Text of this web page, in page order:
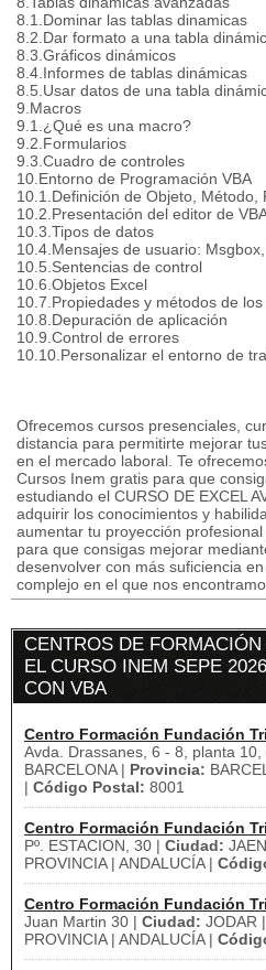
8.1.Dominar las tablas dinamicas
8.2.Dar formato a una tabla
8.3.Gráficos dinámicos
8.4.Informes de tablas dinámicas
8.5.Usar datos de una tabla
9.Macros
9.1.¿Qué es una macro?
9.2.Formularios
9.3.Cuadro de controles
10.Entorno de Programación VBA
10.1.Definición de Objeto, Método,
10.2.Presentación del editor de
10.3.Tipos de datos
10.4.Mensajes de usuario:
10.5.Sentencias de control
10.6.Objetos Excel
10.7.Propiedades y métodos de
10.8.Depuración de aplicación
10.9.Control de errores
10.10.Personalizar el entorno de
Ofrecemos cursos presenciales,
distancia para permitirte mejorar
en el mercado laboral. Te
Cursos Inem gratis para que
estudiando el CURSO DE EXCEL
adquirir los conocimientos y
aumentar tu proyección
para que consigas mejorar
desenvolver con más suficiencia
complejo en el que nos
CENTROS DE
EL CURSO INEM SEPE
CON VBA
Centro Formación Fundación
Avda. Drassanes, 6 - 8, planta 10,
BARCELONA | Provincia:
| Código Postal: 8001
Centro Formación Fundación
Pº. ESTACION, 30 | Ciudad:
PROVINCIA | ANDALUCÍA |
Centro Formación Fundación
Juan Martin 30 | Ciudad: JODAR |
PROVINCIA | ANDALUCÍA |